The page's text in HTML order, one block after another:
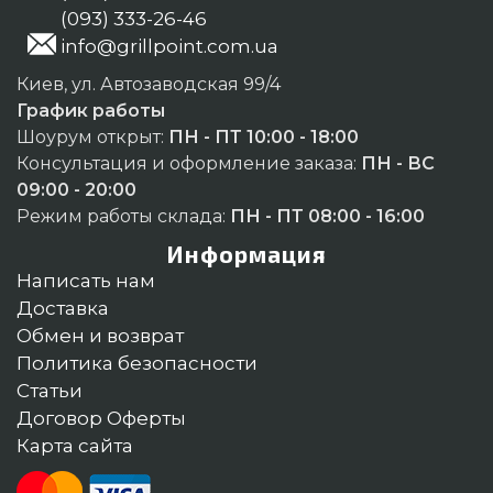
(093) 333-26-46
info@grillpoint.com.ua
Киев, ул. Автозаводская 99/4
График работы
Шоурум открыт: ПН - ПТ 10:00 - 18:00
Консультация и оформление заказа: ПН - ВС
09:00 - 20:00
Режим работы склада: ПН - ПТ 08:00 - 16:00
Информация
Написать нам
Доставка
Обмен и возврат
Политика безопасности
Статьи
Договор Оферты
Карта сайта